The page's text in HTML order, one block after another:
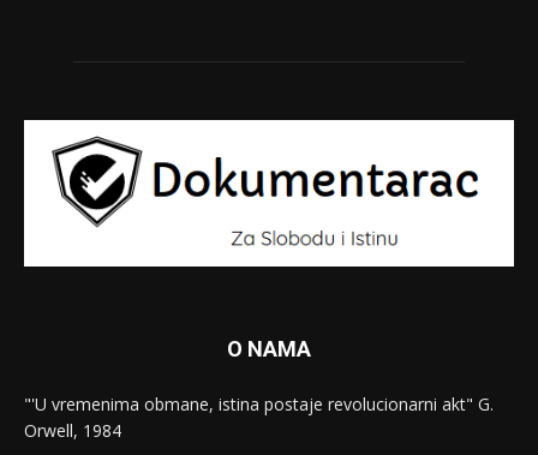
O NAMA
"'U vremenima obmane, istina postaje revolucionarni akt" G.
Orwell, 1984